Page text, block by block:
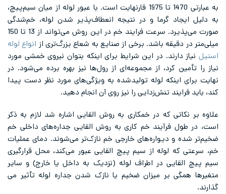
به عبارتی 1470 تا 1975 فارنهایت است. با عبور لوله از میان سیم‌پیچ،
به دلیل ایجاد گرما و در نتیجه انعطاف‌پذیر شدن لوله، خم‌شدگی
صورت می‌پذیرد. سرعت فرایند خم در این روش می‌تواند از 13 تا 150
میلی‌متر در دقیقه باشد. برخی از صنایع به شعاع بزرگ‌تری از انواع لوله‌
استیل نیاز دارند. در این شرایط برای اینکه بتوان نیروی خمشی مورد
نیاز را تأمین کرد، از مجموعه‌ای از رول‌ها نیز بهره برده می‌شود. در
نهایت برای اینکه لوله تولیدشده به ویژگی‌های مورد نظر دست پیدا
کند، باید فرایند تنش‌زدایی را نیز روی آن انجام دهید.
علاوه بر نکاتی که در خمکاری به روش القایی اشاره شد لازم به ذکر
است، در طول فرآیند خم کاری به روش القایی جداره‌های داخلی خم
ضخیم‌تر شده و دیواره‌های خارجی خم نازک‌تر می‌شوند. دمای عملیات
خم، سرعتی که لوله از سیم پیچ القایی عبور می‌کند، محل قرارگیری
سیم پیچ القایی در اطراف لوله (نزدیک به داخل یا خارج) و سایر
متغیرها همگی بر میزان ضخیم یا نازک شدن جداره لوله تأثیر می
گذارند.